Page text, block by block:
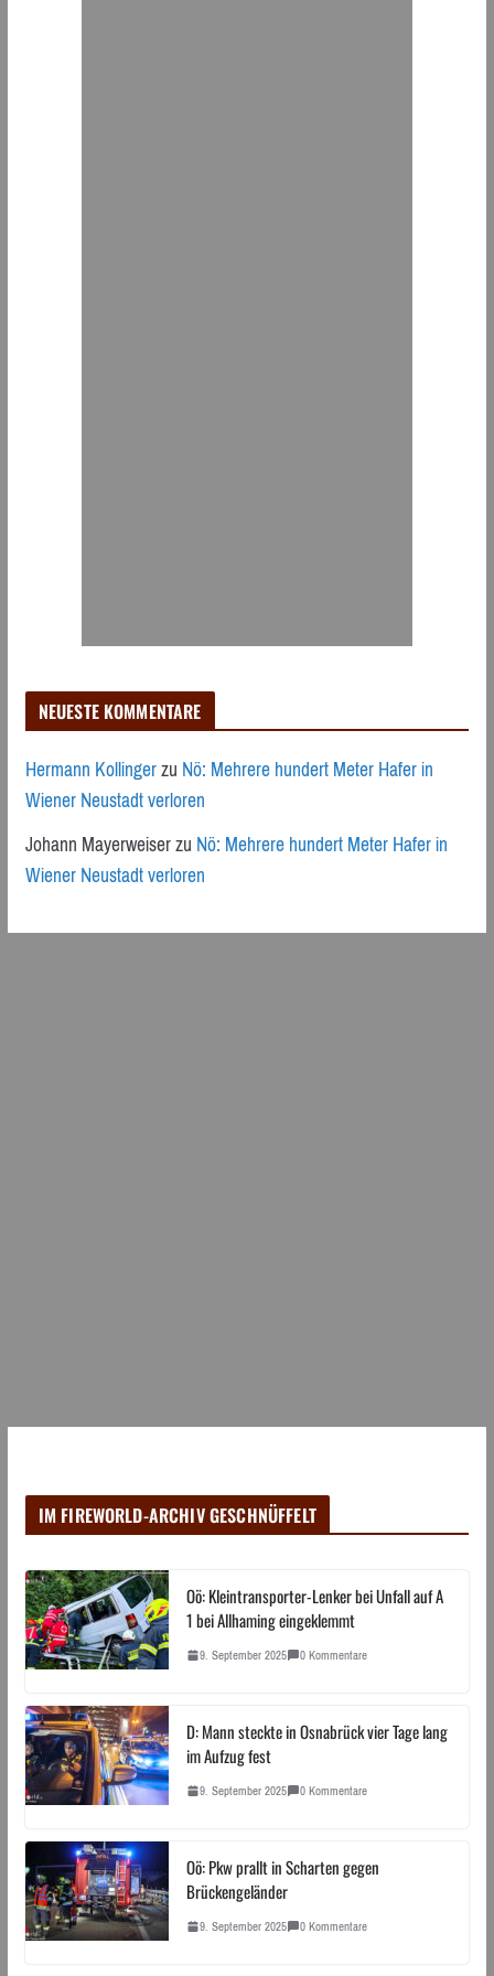
NEUESTE KOMMENTARE
Hermann KollingerzuNö: Mehrere hundert Meter Hafer in
Wiener Neustadt verloren
Johann MayerweiserzuNö: Mehrere hundert Meter Hafer in
Wiener Neustadt verloren
IM FIREWORLD-ARCHIV GESCHNÜFFELT
Oö: Kleintransporter-Lenker bei Unfall auf A
1 bei Allhaming eingeklemmt
9. September 2025 0 Kommentare
D: Mann steckte in Osnabrück vier Tage lang
im Aufzug fest
9. September 2025 0 Kommentare
Oö: Pkw prallt in Scharten gegen
Brückengeländer
9. September 2025 0 Kommentare